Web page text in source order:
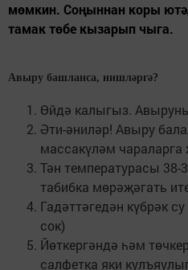
мөмкин. Соңыннан коры
тамак төбе кызарып чыга.
Авыру башланса, нишләргә?
Өйдә калыгыз.
Әти-әниләр! Авыру
массакүләм чараларга
Тән температурасы 38-
табибка мөрәҗәгать
Гадәттәгедән күбрәк
сок)
Йөткергәндә һәм
салфетка яки